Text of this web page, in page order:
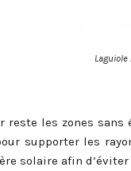
Laguiole
les zones
supporter les
solaire afin